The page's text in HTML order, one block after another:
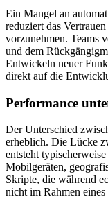
Ein Mangel an
reduziert das
vorzunehmen. Teams
und dem
Entwickeln neuer
direkt auf die
Performance
Der Unterschied
erheblich. Die Lücke
entsteht
Mobilgeräten,
Skripte, die während
nicht im Rahmen